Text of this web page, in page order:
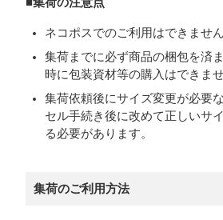
ネコポスでのご利用はできません
集荷までに必ず商品の梱包を済
時に包装資材等の購入はできませ
集荷依頼後にサイズ変更が必要
セル手続き後に改めて正しいサ
る必要があります。
集荷のご利用方法